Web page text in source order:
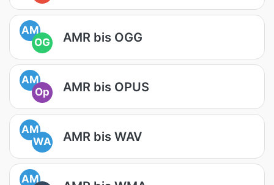
AM
OG
AMR bis OGG
AM
Op
AMR bis OPUS
AM
WA
AMR bis WAV
AM